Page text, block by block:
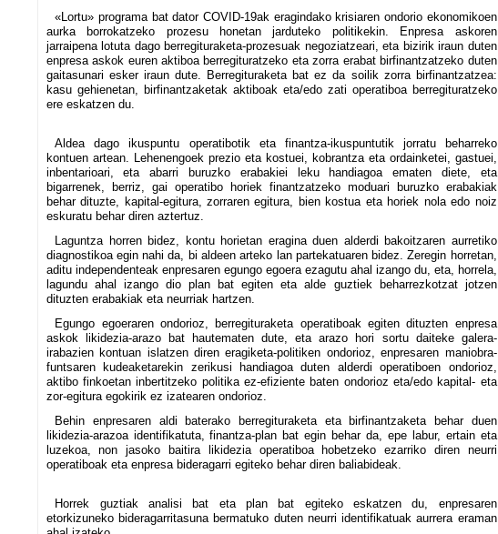
«Lortu» programa bat dator COVID-19ak eragindako krisiaren ondorio ekonomikoen
aurka borrokatzeko prozesu honetan jarduteko politikekin. Enpresa askoren
jarraipena lotuta dago berregituraketa-prozesuak negoziatzeari, eta bizirik iraun duten
enpresa askok euren aktiboa berregituratzeko eta zorra erabat birfinantzatzeko duten
gaitasunari esker iraun dute. Berregituraketa bat ez da soilik zorra birfinantzatzea:
kasu gehienetan, birfinantzaketak aktiboak eta/edo zati operatiboa berregituratzeko
ere eskatzen du.
Aldea dago ikuspuntu operatibotik eta finantza-ikuspuntutik jorratu beharreko
kontuen artean. Lehenengoek prezio eta kostuei, kobrantza eta ordainketei, gastuei,
inbentarioari, eta abarri buruzko erabakiei leku handiagoa ematen diete, eta
bigarrenek, berriz, gai operatibo horiek finantzatzeko moduari buruzko erabakiak
behar dituzte, kapital-egitura, zorraren egitura, bien kostua eta horiek nola edo noiz
eskuratu behar diren aztertuz.
Laguntza horren bidez, kontu horietan eragina duen alderdi bakoitzaren aurretiko
diagnostikoa egin nahi da, bi aldeen arteko lan partekatuaren bidez. Zeregin horretan,
aditu independenteak enpresaren egungo egoera ezagutu ahal izango du, eta, horrela,
lagundu ahal izango dio plan bat egiten eta alde guztiek beharrezkotzat jotzen
dituzten erabakiak eta neurriak hartzen.
Egungo egoeraren ondorioz, berregituraketa operatiboak egiten dituzten enpresa
askok likidezia-arazo bat hautematen dute, eta arazo hori sortu daiteke galera-
irabazien kontuan islatzen diren eragiketa-politiken ondorioz, enpresaren maniobra-
funtsaren kudeaketarekin zerikusi handiagoa duten alderdi operatiboen ondorioz,
aktibo finkoetan inbertitzeko politika ez-efiziente baten ondorioz eta/edo kapital- eta
zor-egitura egokirik ez izatearen ondorioz.
Behin enpresaren aldi baterako berregituraketa eta birfinantzaketa behar duen
likidezia-arazoa identifikatuta, finantza-plan bat egin behar da, epe labur, ertain eta
luzekoa, non jasoko baitira likidezia operatiboa hobetzeko ezarriko diren neurri
operatiboak eta enpresa bideragarri egiteko behar diren baliabideak.
Horrek guztiak analisi bat eta plan bat egiteko eskatzen du, enpresaren
etorkizuneko bideragarritasuna bermatuko duten neurri identifikatuak aurrera eraman